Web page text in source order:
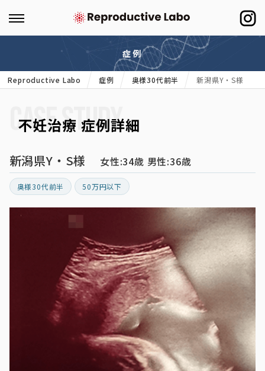
症例
Reproductive Labo 症例 奥様30代前半 新潟県Y・S様
CASE STUDY
不妊治療 症例詳細
新潟県Y・S様 女性:34歳 男性:36歳
奥様30代前半 50万円以下